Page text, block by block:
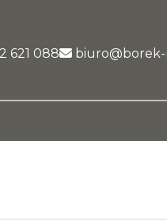
621 088 biuro@borek-